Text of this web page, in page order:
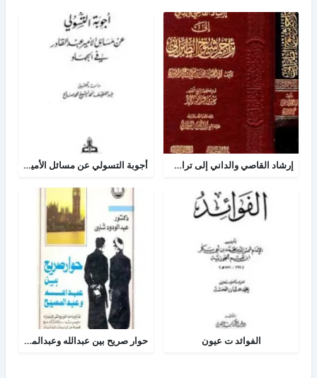
إرشاد القاصي والداني إلى تراجم شيوخ الطبراني أجوبة التسولي عن مسائل الأمير عبد القادر في الجهاد
الفوائد ت عيون حوار صريح بين عبدالله وعبدالمسيح